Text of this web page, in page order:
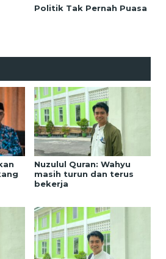
Politik Tak Pernah Puasa
Nuzulul Quran: Wahyu
masih turun dan terus
bekerja